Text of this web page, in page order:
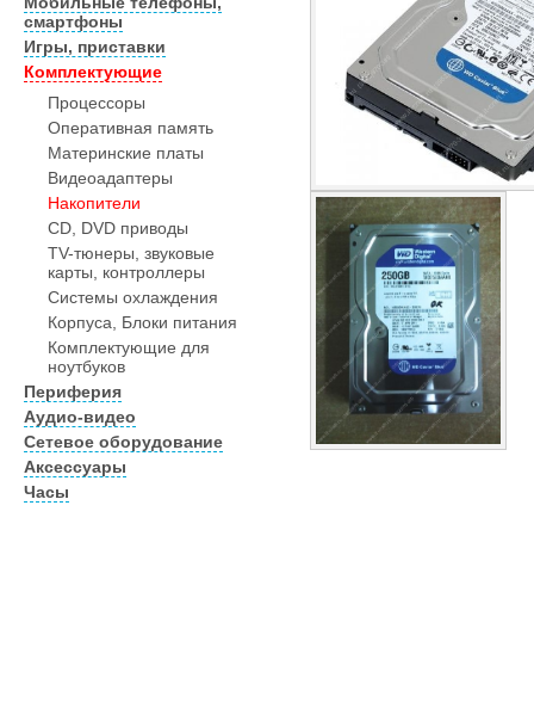
смартфоны
Игры, приставки
Комплектующие
Процессоры
Оперативная память
Материнские платы
Видеоадаптеры
Накопители
CD, DVD приводы
TV-тюнеры, звуковые
карты, контроллеры
Системы охлаждения
Корпуса, Блоки питания
Комплектующие для
ноутбуков
Периферия
Аудио-видео
Сетевое оборудование
Аксессуары
Часы